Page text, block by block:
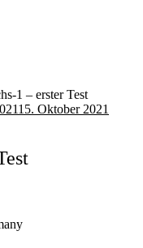
1 – erster Test
15. Oktober 2021